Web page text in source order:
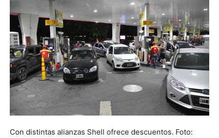
Con distintas alianzas Shell ofrece descuentos. Foto: